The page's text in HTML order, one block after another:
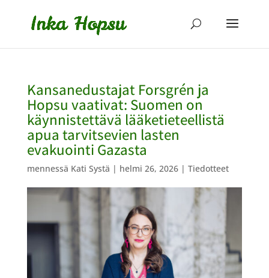
Kansanedustajat Forsgrén ja
Hopsu vaativat: Suomen on
käynnistettävä lääketieteellistä
apua tarvitsevien lasten
evakuointi Gazasta
mennessä Kati Systä | helmi 26, 2026| Tiedotteet